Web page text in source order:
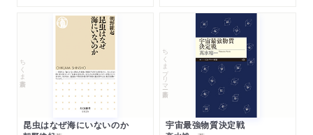
ちくま新書
昆虫はなぜ海にいないのか
ちくまプリマー新書
宇宙最強物質決定戦